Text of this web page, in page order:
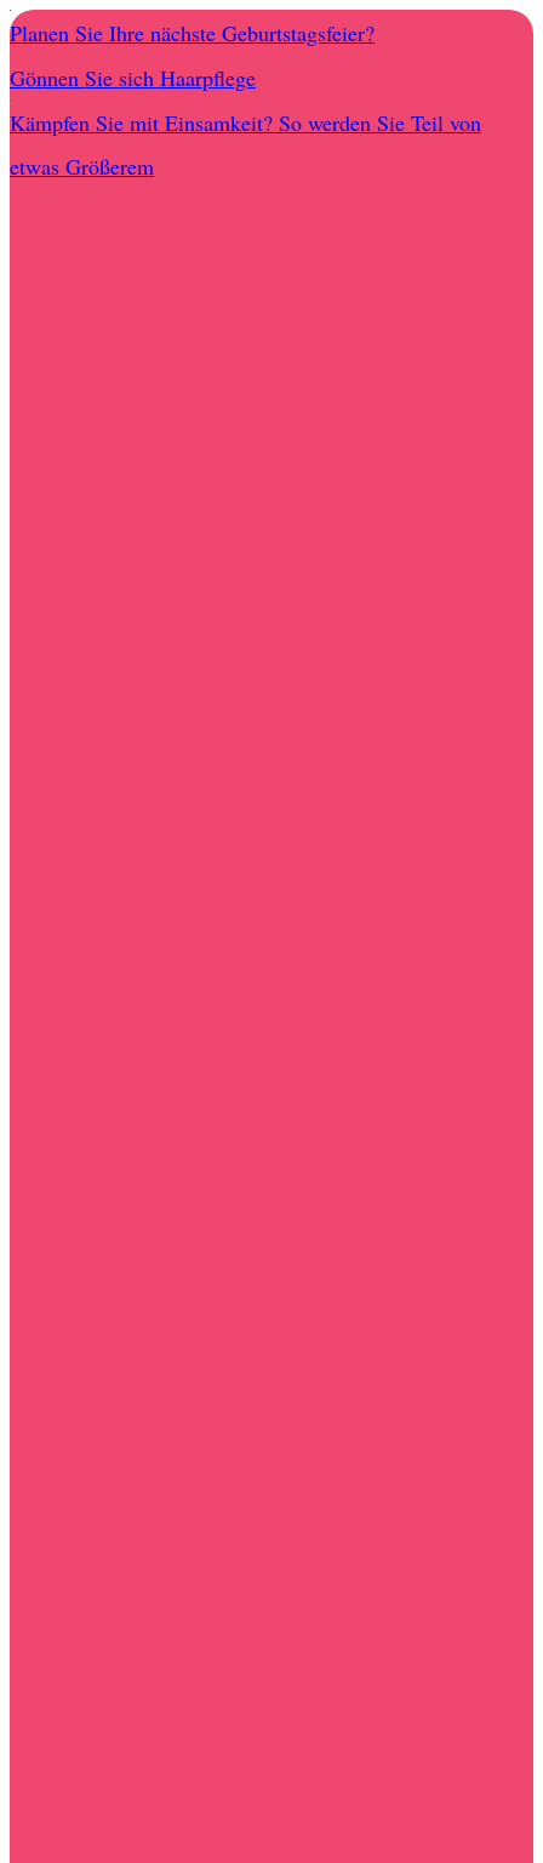
Planen Sie Ihre nächste Geburtstagsfeier?
Gönnen Sie sich Haarpflege
Kämpfen Sie mit Einsamkeit? So werden Sie Teil von
etwas Größerem